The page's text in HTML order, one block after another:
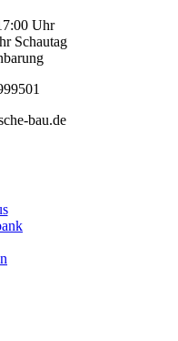
Uhr
Schautag
bau.de